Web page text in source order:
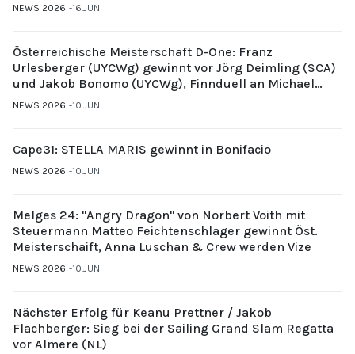
NEWS 2026 16.JUNI
Österreichische Meisterschaft D-One: Franz
Urlesberger (UYCWg) gewinnt vor Jörg Deimling (SCA)
und Jakob Bonomo (UYCWg), Finnduell an Michael
Gubi (UYCMo)
NEWS 2026 10.JUNI
Cape31: STELLA MARIS gewinnt in Bonifacio
NEWS 2026 10.JUNI
Melges 24: "Angry Dragon" von Norbert Voith mit
Steuermann Matteo Feichtenschlager gewinnt Öst.
Meisterschaift, Anna Luschan & Crew werden Vize
NEWS 2026 10.JUNI
Nächster Erfolg für Keanu Prettner / Jakob
Flachberger: Sieg bei der Sailing Grand Slam Regatta
vor Almere (NL)